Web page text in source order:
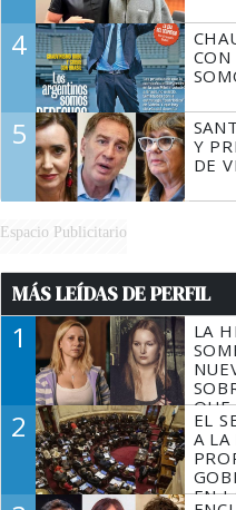
4
CON
5
Y
DE
Espacio Publicitario
MÁS LEÍDAS DE PERFIL
1
LA
QUE
2
EL
A
EN